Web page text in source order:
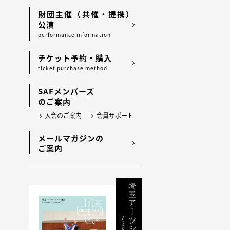
財団主催（共催・提携）
公演
performance information
チケット予約・購入
ticket purchase method
SAFメンバーズ
のご案内
入会のご案内 会員サポート
メールマガジンの
ご案内